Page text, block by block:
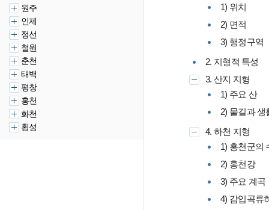
원주
인제
정선
철원
춘천
태백
평창
홍천
화천
횡성
1) 위치
2) 면적
3) 행정구역
2. 지형적 특성
3. 산지 지형
1) 주요 산
2) 물길과
4. 하천 지형
1) 홍천군의
2) 홍천강
3) 주요 계곡
4) 감입곡류